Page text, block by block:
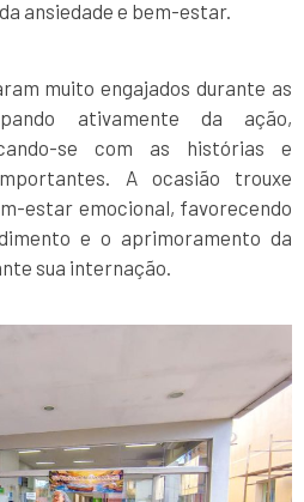
ansiedade e bem-estar.
muito engajados durante as
ativamente da ação,
se com as histórias e
A ocasião trouxe
estar emocional, favorecendo
e o aprimoramento da
sua internação.